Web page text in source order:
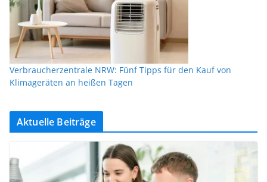
Verbraucherzentrale NRW: Fünf Tipps für den Kauf von
Klimageräten an heißen Tagen
Aktuelle Beiträge